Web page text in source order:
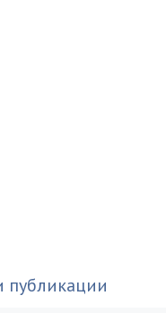
публикации